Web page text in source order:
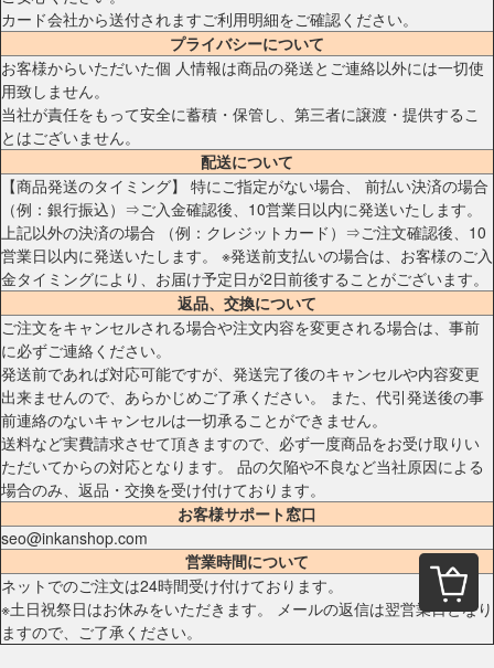
カード会社から送付されますご利用明細をご確認ください。
プライバシーについて
お客様からいただいた個 人情報は商品の発送とご連絡以外には一切使
用致しません。
当社が責任をもって安全に蓄積・保管し、第三者に譲渡・提供するこ
とはございません。
配送について
【商品発送のタイミング】 特にご指定がない場合、 前払い決済の場合
（例：銀行振込）⇒ご入金確認後、10営業日以内に発送いたします。
上記以外の決済の場合 （例：クレジットカード）⇒ご注文確認後、10
営業日以内に発送いたします。 ※発送前支払いの場合は、お客様のご入
金タイミングにより、お届け予定日が2日前後することがございます。
返品、交換について
ご注文をキャンセルされる場合や注文内容を変更される場合は、事前
に必ずご連絡ください。
発送前であれば対応可能ですが、発送完了後のキャンセルや内容変更
出来ませんので、あらかじめご了承ください。 また、代引発送後の事
前連絡のないキャンセルは一切承ることができません。
送料など実費請求させて頂きますので、必ず一度商品をお受け取りい
ただいてからの対応となります。 品の欠陥や不良など当社原因による
場合のみ、返品・交換を受け付けております。
お客様サポート窓口
seo@inkanshop.com
営業時間について
ネットでのご注文は24時間受け付けております。
※土日祝祭日はお休みをいただきます。 メールの返信は翌営業日となり
ますので、ご了承ください。